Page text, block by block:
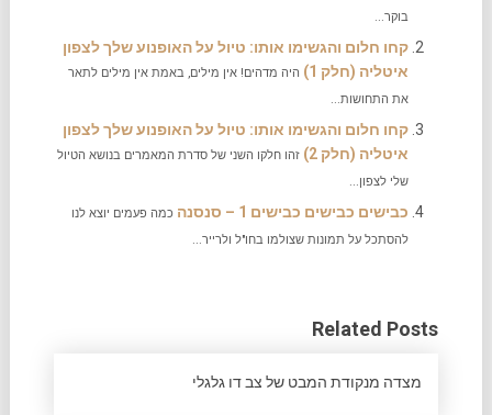
בוקר...
קחו חלום והגשימו אותו: טיול על האופנוע שלך לצפון
איטליה (חלק 1)
היה מדהים! אין מילים, באמת אין מילים לתאר
את התחושות...
קחו חלום והגשימו אותו: טיול על האופנוע שלך לצפון
איטליה (חלק 2)
זהו חלקו השני של סדרת המאמרים בנושא הטיול
שלי לצפון...
כבישים כבישים כבישים 1 – סנסנה
כמה פעמים יוצא לנו
להסתכל על תמונות שצולמו בחו"ל ולרייר...
Related Posts
מצדה מנקודת המבט של צב דו גלגלי